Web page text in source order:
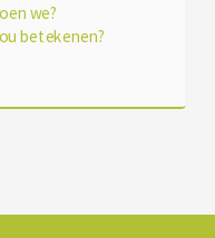
we?
betekenen?